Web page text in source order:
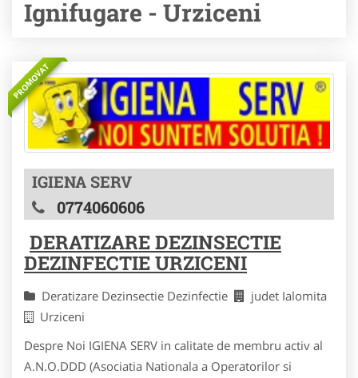
Ignifugare - Urziceni
PROMOVAT
IGIENA SERV
0774060606
DERATIZARE DEZINSECTIE
DEZINFECTIE URZICENI
Deratizare Dezinsectie Dezinfectie
judet Ialomita
Urziceni
Despre Noi IGIENA SERV in calitate de membru activ al
A.N.O.DDD (Asociatia Nationala a Operatorilor si